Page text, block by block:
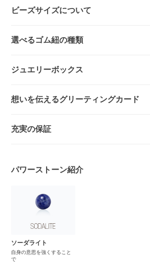
ビーズサイズについて
選べるゴム紐の種類
ジュエリーボックス
想いを伝えるグリーティングカード
充実の保証
パワーストーン紹介
ソーダライト
自身の意思を強くすること
で